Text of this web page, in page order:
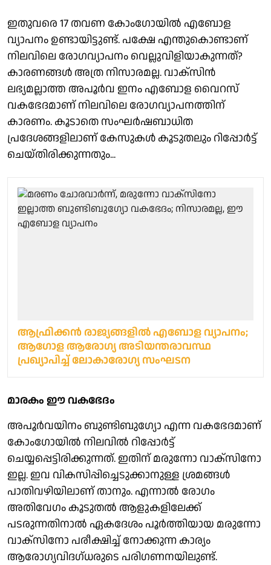
ഇതുവരെ 17 തവണ കോംഗോയിൽ എബോള
വ്യാപനം ഉണ്ടായിട്ടുണ്ട്. പക്ഷേ എന്തുകൊണ്ടാണ്
നിലവിലെ രോഗവ്യാപനം വെല്ലുവിളിയാകുന്നത്?
കാരണങ്ങൾ അത്ര നിസാരമല്ല. വാക്സിൻ
ലഭ്യമല്ലാത്ത അപൂർവ ഇനം എബോള വൈറസ്
വകഭേദമാണ് നിലവിലെ രോഗവ്യാപനത്തിന്
കാരണം. കൂടാതെ സംഘർഷബാധിത
പ്രദേശങ്ങളിലാണ് കേസുകൾ കൂടുതലും റിപ്പോർട്ട്
ചെയ്തിരിക്കുന്നതും...
ആഫ്രിക്കന്‍ രാജ്യങ്ങളില്‍ എബോള വ്യാപനം;
ആഗോള ആരോഗ്യ അടിയന്തരാവസ്ഥ
പ്രഖ്യാപിച്ച് ലോകാരോഗ്യ സംഘടന
മാരകം ഈ വകഭേദം
അപൂർവയിനം ബുണ്ടിബുഗ്യോ എന്ന വകഭേദമാണ്
കോംഗോയിൽ നിലവിൽ റിപ്പോർട്ട്
ചെയ്യപ്പെട്ടിരിക്കുന്നത്. ഇതിന് മരുന്നോ വാക്സിനോ
ഇല്ല. ഇവ വികസിപ്പിച്ചെടുക്കാനുള്ള ശ്രമങ്ങൾ
പാതിവഴിയിലാണ് താനും. എന്നാൽ രോഗം
അതിവേഗം കൂടുതൽ ആളുകളിലേക്ക്
പടരുന്നതിനാൽ ഏകദേശം പൂർത്തിയായ മരുന്നോ
വാക്സിനോ പരീക്ഷിച്ച് നോക്കുന്ന കാര്യം
ആരോഗ്യവിദഗ്ധരുടെ പരിഗണനയിലുണ്ട്.